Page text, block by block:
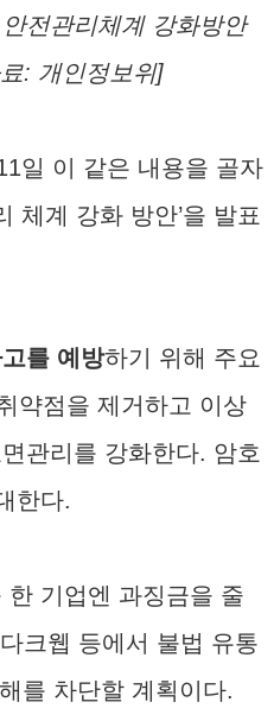
전관리체계 강화방안
: 개인정보위]
일 이 같은 내용을 골자
체계 강화 방안’을 발표
를 예방하기 위해 주요
약점을 제거하고 이상
관리를 강화한다. 암호
한다.
기업엔 과징금을 줄
크웹 등에서 불법 유통
를 차단할 계획이다.